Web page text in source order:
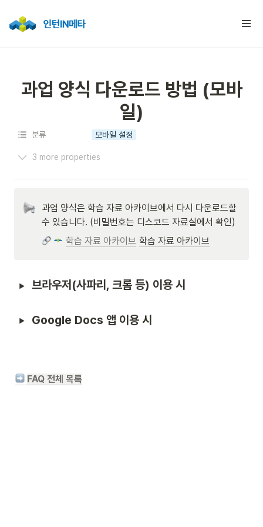
과업 양식 다운로드 방법 (모바
일)
분류 모바일 설정
3 more properties
과업 양식은 학습 자료 아카이브에서 다시 다운로드할
수 있습니다. (비밀번호는 디스코드 자료실에서 확인)
학습 자료 아카이브 학습 자료 아카이브
브라우저(사파리, 크롬 등) 이용 시
Google Docs 앱 이용 시
FAQ 전체 목록